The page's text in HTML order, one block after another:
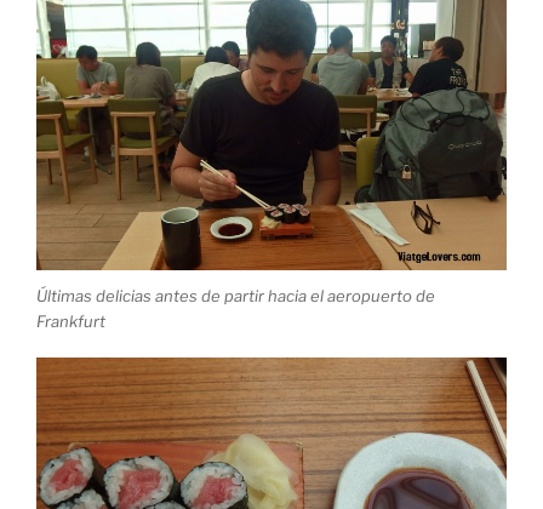
Últimas delicias antes de partir hacia el aeropuerto de
Frankfurt